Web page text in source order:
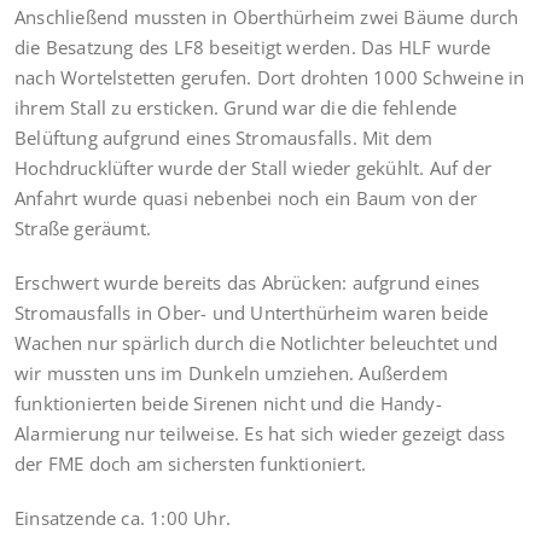
Anschließend mussten in Oberthürheim zwei Bäume durch
die Besatzung des LF8 beseitigt werden. Das HLF wurde
nach Wortelstetten gerufen. Dort drohten 1000 Schweine in
ihrem Stall zu ersticken. Grund war die die fehlende
Belüftung aufgrund eines Stromausfalls. Mit dem
Hochdrucklüfter wurde der Stall wieder gekühlt. Auf der
Anfahrt wurde quasi nebenbei noch ein Baum von der
Straße geräumt.
Erschwert wurde bereits das Abrücken: aufgrund eines
Stromausfalls in Ober- und Unterthürheim waren beide
Wachen nur spärlich durch die Notlichter beleuchtet und
wir mussten uns im Dunkeln umziehen. Außerdem
funktionierten beide Sirenen nicht und die Handy-
Alarmierung nur teilweise. Es hat sich wieder gezeigt dass
der FME doch am sichersten funktioniert.
Einsatzende ca. 1:00 Uhr.